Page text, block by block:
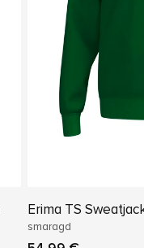
Erima TS
smaragd